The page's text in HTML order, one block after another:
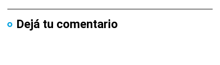
Dejá tu comentario